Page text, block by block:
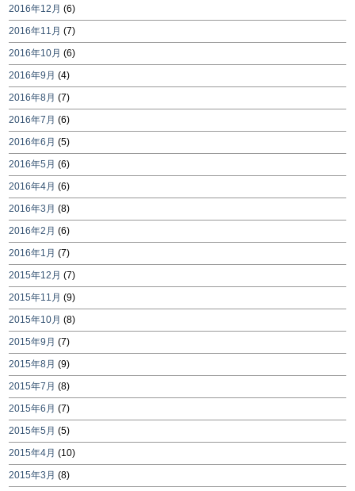
2016年12月 (6)
2016年11月 (7)
2016年10月 (6)
2016年9月 (4)
2016年8月 (7)
2016年7月 (6)
2016年6月 (5)
2016年5月 (6)
2016年4月 (6)
2016年3月 (8)
2016年2月 (6)
2016年1月 (7)
2015年12月 (7)
2015年11月 (9)
2015年10月 (8)
2015年9月 (7)
2015年8月 (9)
2015年7月 (8)
2015年6月 (7)
2015年5月 (5)
2015年4月 (10)
2015年3月 (8)